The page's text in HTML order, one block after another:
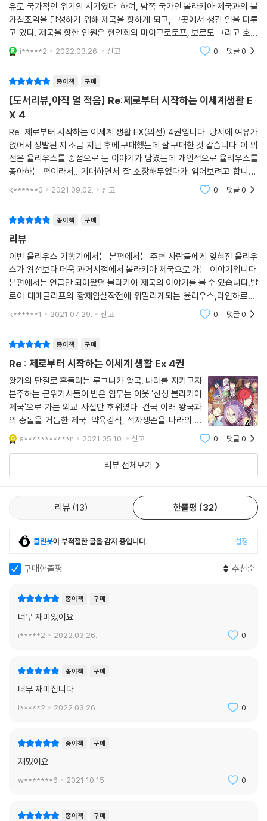
유로 국가적인 위기의 시기였다. 하여, 남쪽 국가인 볼라키아 제국과의 불
가침조약을 달성하기 위해 제국을 향하게 되고, 그곳에서 생긴 일을 다루
고 있다. 제국을 향한 인원은 현인회의 마이크로토프, 보르도 그리고 호위
기사로 선출된 라인하르트, 율리우스, 페리스로 특이사항이 있다면 라인
하르트의 동참은
i*****2 2022.03.26. 신고 0 댓글0
종이책 구매
[도서리뷰,아직 덜 적음] Re:제로부터 시작하는 이세계생활 E
X 4
Re: 제로부터 시작하는 이세계 생활 EX(외전) 4권입니다. 당시에 여유가
없어서 정발된 지 조금 지난 후에 구매했는데 잘 구매한 것 같습니다. 이 외
전은 율리우스를 중점으로 둔 이야기가 담겼는데 개인적으로 율리우스를
좋아하는 편이라서.. 기대하면서 잘 소장해두었다가 읽어보려고 합니다.
나중에 천천히 읽어보고 사진과 함께 리뷰 다시 남겨보겠습니다!
k******0 2021.09.02. 신고 0 댓글0
종이책 구매
리뷰
이번 율리우스 기행기에서는 본편에서는 주변 사람들에게 잊혀진 율리우
스가 왕선보다 더욱 과거시점에서 볼라키아 제국으로 가는 이야기입니다.
본편에서는 언급만 되어왔던 볼라키아 제국의 이야기를 볼 수 있습니다.발
로이 테메글리프의 황제암살작전에 휘말리게되는 율리우스,라인하르트,
펠릭스가 오해를 풀고 르그니카로 돌아오는 이야기와 루그니카로 도망친
k******1 2021.07.29. 신고 0 댓글0
종이책 구매
Re : 제로부터 시작하는 이세계 생활 Ex 4권
왕가의 단절로 흔들리는 루그니카 왕국. 나라를 지키고자
분주하는 근위기사들이 받은 임무는 이웃 '신성 볼라키아
제국'으로 가는 외교 사절단 호위였다. 건국 이래 왕국과
의 충돌을 거듭한 제국. 약육강식, 적자생존을 나라의 기
치로 내세우는 강자의 철학이 살아 숨 쉬는 제국에서 율리
우스, 페리스, 라인하르트는 피 비린내가 휘몰아치는 제
국의 어둠에 발을 들이는데…. re제로부
s***********n 2021.05.10. 신고 0 댓글0
리뷰 전체보기
리뷰 13 한줄평 32
클린봇이 부적절한 글을 감지 중입니다. 설정
구매한줄평 추천순
종이책 구매
너무 재미있어요
i*****2 2022.03.26. 0
종이책 구매
너무 재미집니다
i*****2 2022.03.26. 0
종이책 구매
재밌어요
w*******6 2021.10.15. 0
종이책 구매